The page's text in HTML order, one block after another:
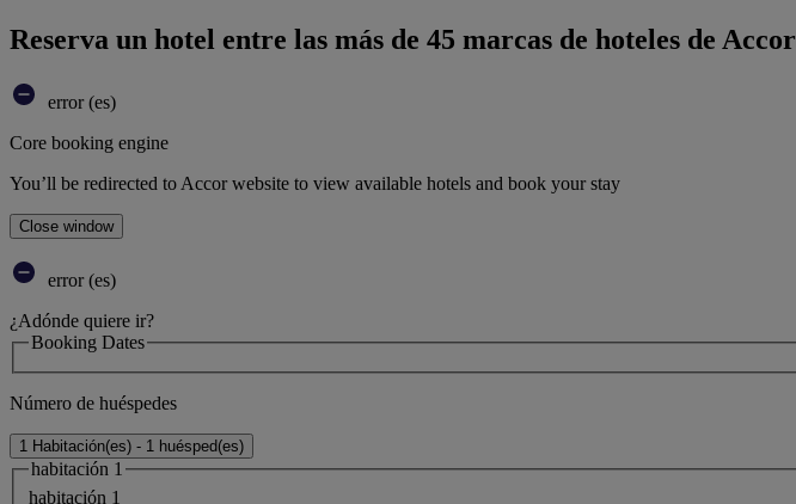
Reserva un hotel entre las más de 45 marcas de hoteles de Accor
error (es)
Core booking engine
You’ll be redirected to Accor website to view available hotels and book your stay
Close window
error (es)
¿Adónde quiere ir?
Booking Dates
Número de huéspedes
1 Habitación(es) - 1 huésped(es)
habitación 1
habitación 1